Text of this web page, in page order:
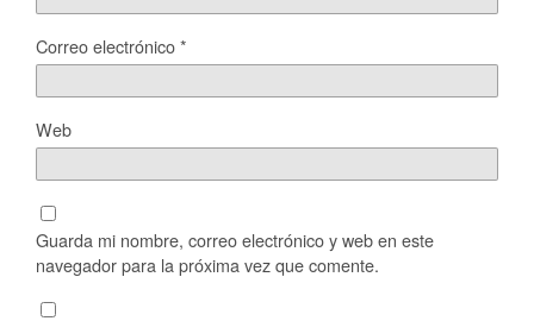
Correo electrónico*
Web
Guarda mi nombre, correo electrónico y web en este
navegador para la próxima vez que comente.